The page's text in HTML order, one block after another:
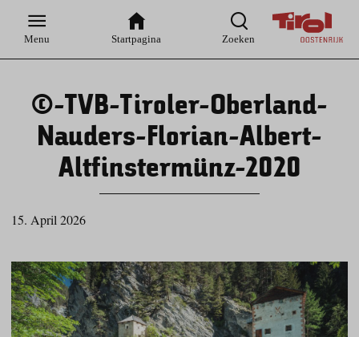
Hauptnavigation
Inhaltsbereich
Menu Startpagina Zoeken
©-TVB-Tiroler-Oberland-
Nauders-Florian-Albert-
Altfinstermünz-2020
15. April 2026